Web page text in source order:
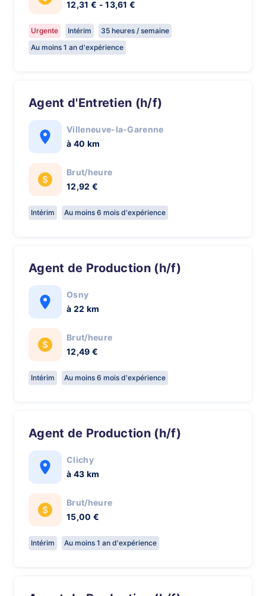
12,31 € - 13,61 €
Urgente Intérim
35 heures / semaine
Au moins 1 an d'expérience
Agent d'Entretien (h/f)
Villeneuve-la-Garenne
à 40 km
Brut/heure
12,92 €
Intérim Au moins 6 mois d'expérience
Agent de Production (h/f)
Osny
à 22 km
Brut/heure
12,49 €
Intérim Au moins 6 mois d'expérience
Agent de Production (h/f)
Clichy
à 43 km
Brut/heure
15,00 €
Intérim Au moins 1 an d'expérience